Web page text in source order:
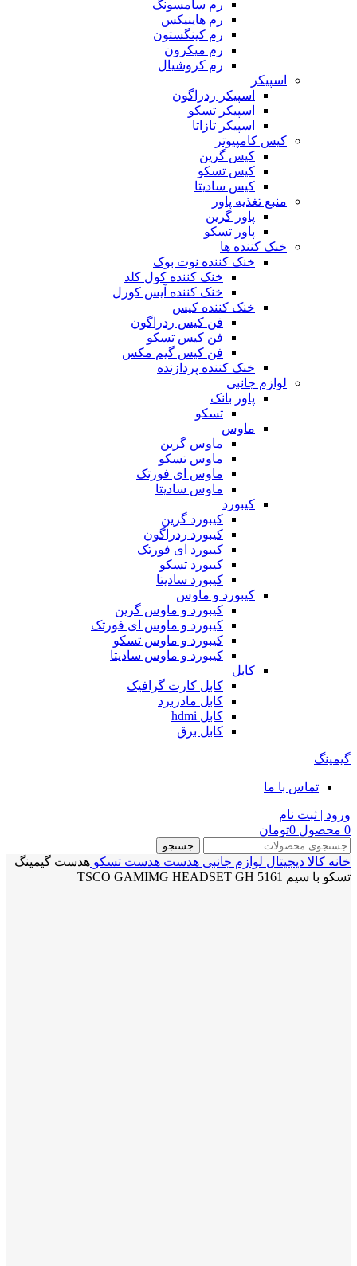
رم سامسونگ
رم هاینیکس
رم کینگستون
رم میکرون
رم کروشیال
اسپیکر
اسپیکر ردراگون
اسپیکر تسکو
اسپیکر تازاتا
کیس کامپیوتر
کیس گرین
کیس تسکو
کیس سادیتا
منبع تغذیه‌ پاور
پاور گرین
پاور تسکو
خنک کننده ها
خنک کننده نوت بوک
خنک کننده کول کلد
خنک کننده آیس کورل
خنک کننده کیس
فن کیس ردراگون
فن کیس تسکو
فن کیس گیم مکس
خنک کننده پردازنده
لوازم جانبی
پاور بانک
تسکو
ماوس
ماوس گرین
ماوس تسکو
ماوس ای فورتک
ماوس سادیتا
کیبورد
کیبورد گرین
کیبورد ردراگون
کیبورد ای فورتک
کیبورد تسکو
کیبورد سادیتا
کیبورد و ماوس
کیبورد و ماوس گرین
کیبورد و ماوس ای فورتک
کیبورد و ماوس تسکو
کیبورد و ماوس سادیتا
کابل
کابل کارت گرافیک
کابل مادربرد
کابل hdmi
کابل برق
گیمینگ
تماس با ما
ورود | ثبت نام
0 محصول 0تومان
جستجو
خانه کالا دیجیتال لوازم جانبی هدست هدست تسکو هدست گیمینگ
تسکو با سیم TSCO GAMIMG HEADSET GH 5161